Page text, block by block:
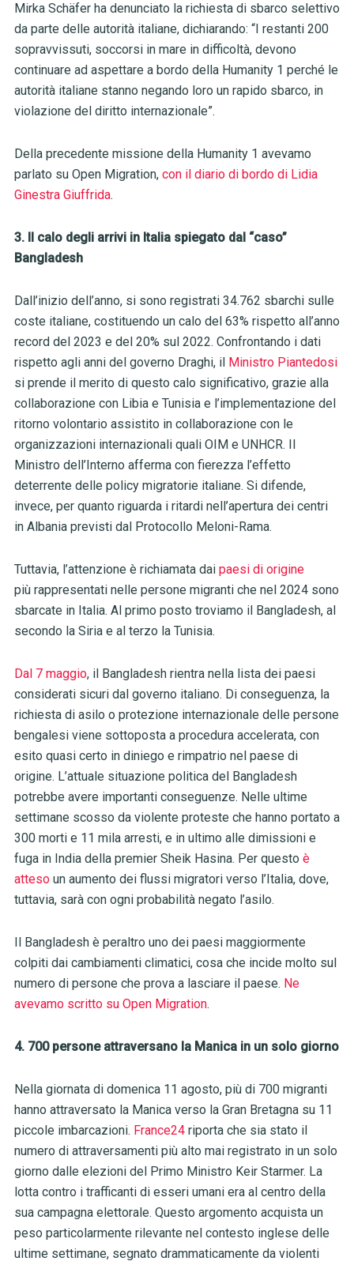
Mirka Schäfer ha denunciato la richiesta di sbarco selettivo
da parte delle autorità italiane, dichiarando: “I restanti 200
sopravvissuti, soccorsi in mare in difficoltà, devono
continuare ad aspettare a bordo della Humanity 1 perché le
autorità italiane stanno negando loro un rapido sbarco, in
violazione del diritto internazionale”.
Della precedente missione della Humanity 1 avevamo
parlato su Open Migration, con il diario di bordo di Lidia
Ginestra Giuffrida.
3. Il calo degli arrivi in Italia spiegato dal “caso”
Bangladesh
Dall’inizio dell’anno, si sono registrati 34.762 sbarchi sulle
coste italiane, costituendo un calo del 63% rispetto all’anno
record del 2023 e del 20% sul 2022. Confrontando i dati
rispetto agli anni del governo Draghi, il Ministro Piantedosi
si prende il merito di questo calo significativo, grazie alla
collaborazione con Libia e Tunisia e l’implementazione del
ritorno volontario assistito in collaborazione con le
organizzazioni internazionali quali OIM e UNHCR. Il
Ministro dell’Interno afferma con fierezza l’effetto
deterrente delle policy migratorie italiane. Si difende,
invece, per quanto riguarda i ritardi nell’apertura dei centri
in Albania previsti dal Protocollo Meloni-Rama.
Tuttavia, l’attenzione è richiamata dai paesi di origine
più rappresentati nelle persone migranti che nel 2024 sono
sbarcate in Italia. Al primo posto troviamo il Bangladesh, al
secondo la Siria e al terzo la Tunisia.
Dal 7 maggio, il Bangladesh rientra nella lista dei paesi
considerati sicuri dal governo italiano. Di conseguenza, la
richiesta di asilo o protezione internazionale delle persone
bengalesi viene sottoposta a procedura accelerata, con
esito quasi certo in diniego e rimpatrio nel paese di
origine. L’attuale situazione politica del Bangladesh
potrebbe avere importanti conseguenze. Nelle ultime
settimane scosso da violente proteste che hanno portato a
300 morti e 11 mila arresti, e in ultimo alle dimissioni e
fuga in India della premier Sheik Hasina. Per questo è
attesoun aumento dei flussi migratori verso l’Italia, dove,
tuttavia, sarà con ogni probabilità negato l’asilo.
Il Bangladesh è peraltro uno dei paesi maggiormente
colpiti dai cambiamenti climatici, cosa che incide molto sul
numero di persone che prova a lasciare il paese. Ne
avevamo scritto su Open Migration.
4. 700 persone attraversano la Manica in un solo giorno
Nella giornata di domenica 11 agosto, più di 700 migranti
hanno attraversato la Manica verso la Gran Bretagna su 11
piccole imbarcazioni. France24riporta che sia stato il
numero di attraversamenti più alto mai registrato in un solo
giorno dalle elezioni del Primo Ministro Keir Starmer. La
lotta contro i trafficanti di esseri umani era al centro della
sua campagna elettorale. Questo argomento acquista un
peso particolarmente rilevante nel contesto inglese delle
ultime settimane, segnato drammaticamente da violenti